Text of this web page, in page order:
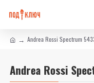
Andrea Rossi Spectrum
Andrea Rossi